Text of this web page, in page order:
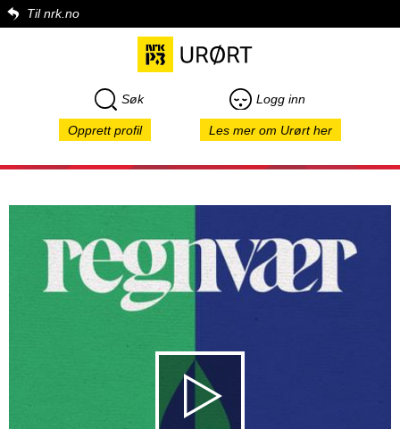
Til nrk.no
Søk Logg inn
Opprett profil Les mer om Urørt her